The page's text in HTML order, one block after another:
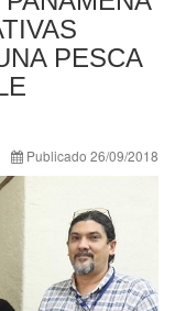
PESCA
Publicado 26/09/2018